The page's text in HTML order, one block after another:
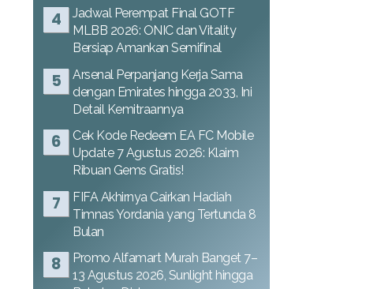
Jadwal Perempat Final GOTF
MLBB 2026: ONIC dan Vitality
Bersiap Amankan Semifinal
Arsenal Perpanjang Kerja Sama
dengan Emirates hingga 2033, Ini
Detail Kemitraannya
Cek Kode Redeem EA FC Mobile
Update 7 Agustus 2026: Klaim
Ribuan Gems Gratis!
FIFA Akhirnya Cairkan Hadiah
Timnas Yordania yang Tertunda 8
Bulan
Promo Alfamart Murah Banget 7–
13 Agustus 2026, Sunlight hingga